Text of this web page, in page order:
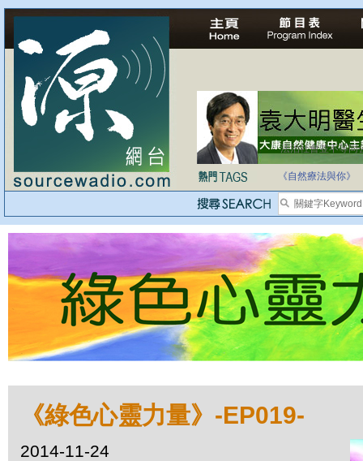
法治社會並不等同
《自然療法與你》
《綠色心靈力量》-EP019-
2014-11-24